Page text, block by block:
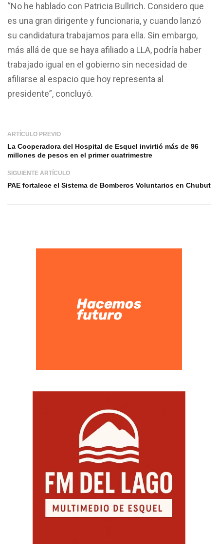
“No he hablado con Patricia Bullrich. Considero que
es una gran dirigente y funcionaria, y cuando lanzó
su candidatura trabajamos para ella. Sin embargo,
más allá de que se haya afiliado a LLA, podría haber
trabajado igual en el gobierno sin necesidad de
afiliarse al espacio que hoy representa al
presidente”, concluyó.
ARTÍCULO PREVIO
La Cooperadora del Hospital de Esquel invirtió más de 96
millones de pesos en el primer cuatrimestre
SIGUIENTE ARTÍCULO
PAE fortalece el Sistema de Bomberos Voluntarios en Chubut